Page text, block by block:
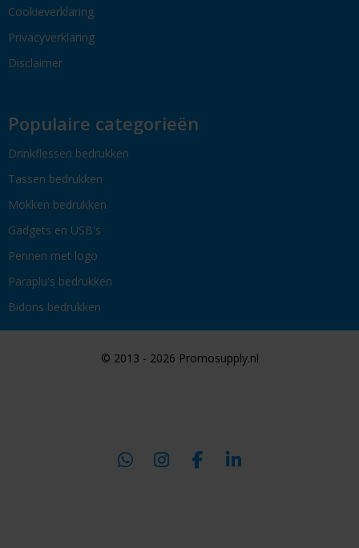
Cookieverklaring
Privacyverklaring
Disclaimer
Populaire categorieën
Drinkflessen bedrukken
Tassen bedrukken
Mokken bedrukken
Gadgets en USB's
Pennen met logo
Paraplu's bedrukken
Bidons bedrukken
© 2013 - 2026 Promosupply.nl